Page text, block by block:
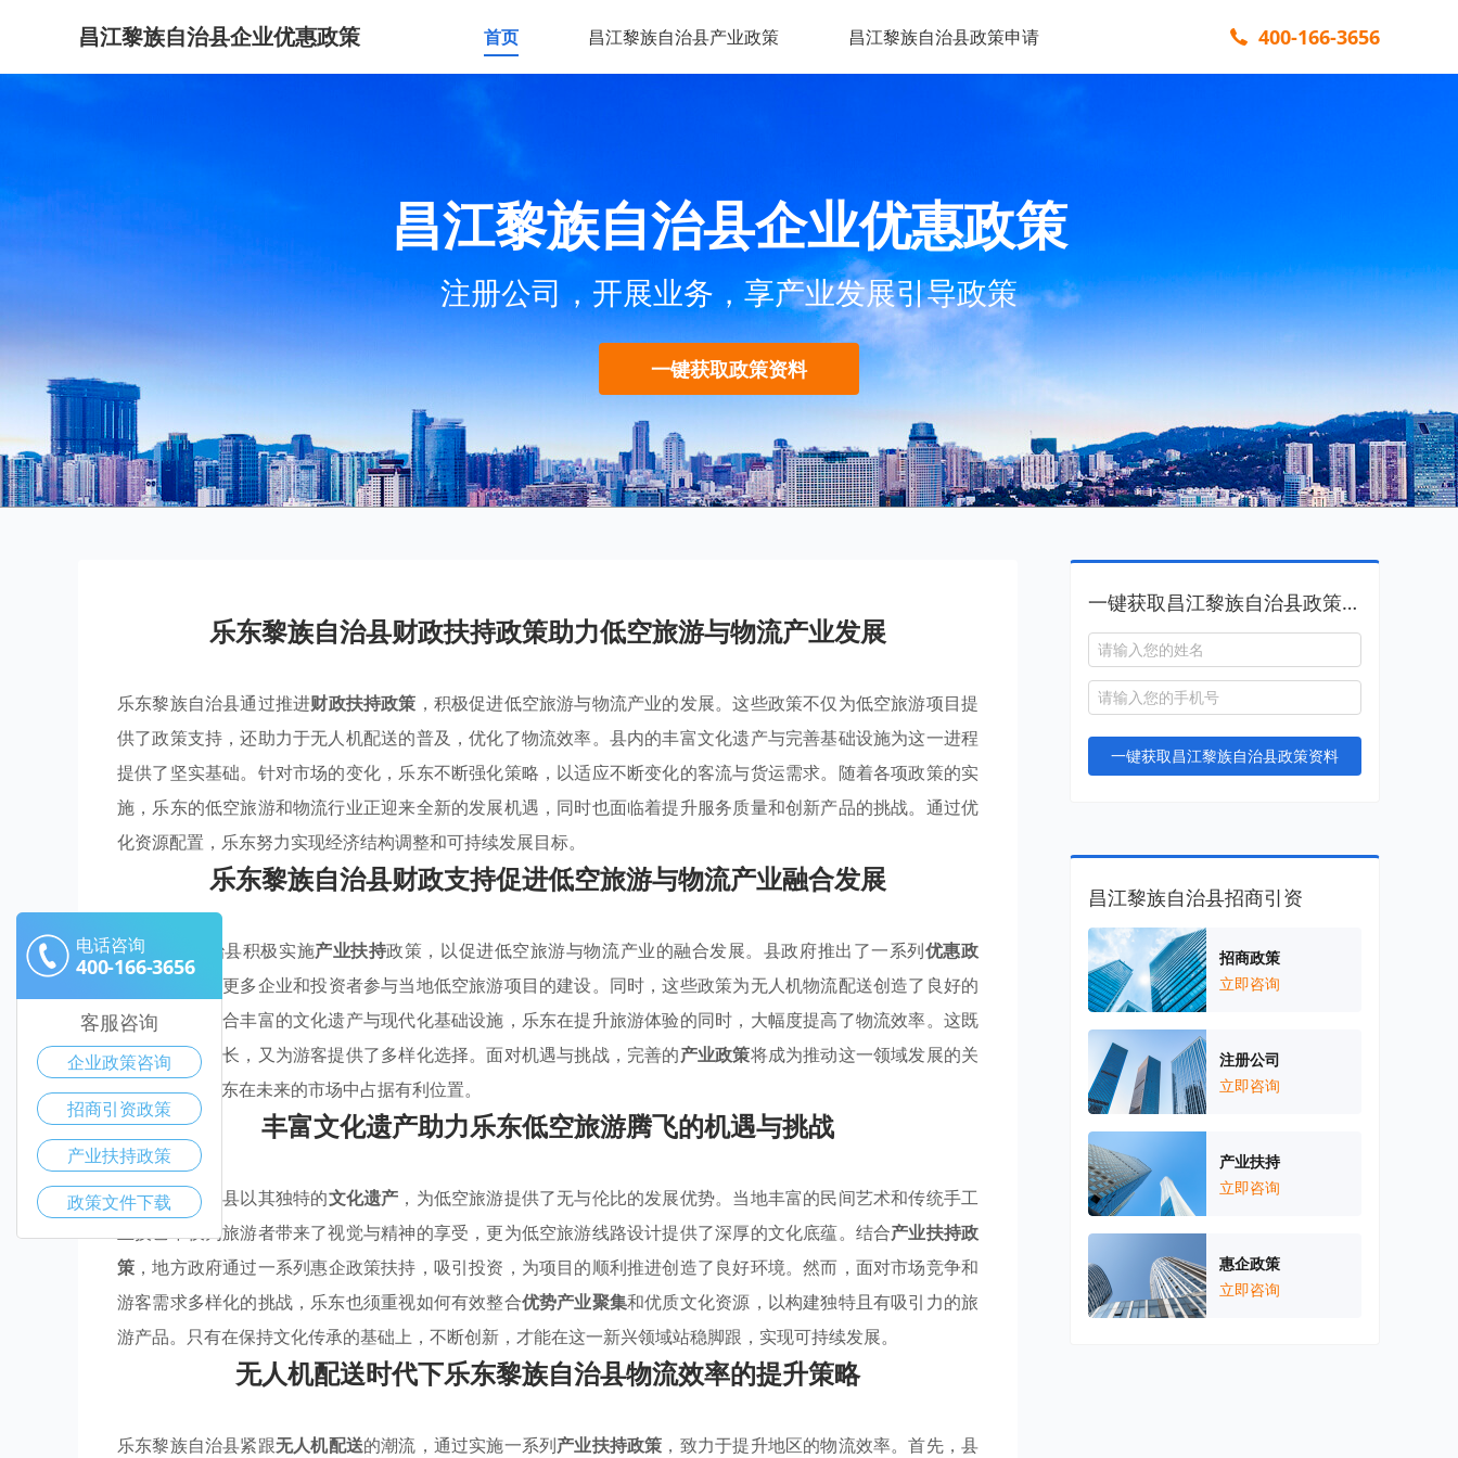
昌江黎族自治县企业优惠政策 首页 昌江黎族自治县产业政策 昌江黎族自治县政策申请 400-166-3656
昌江黎族自治县企业优惠政策
注册公司，开展业务，享产业发展引导政策
一键获取政策资料
乐东黎族自治县财政扶持政策助力低空旅游与物流产业发展
乐东黎族自治县通过推进财政扶持政策 ，积极促进低空旅游与物流产业的发展。这些政策不仅为低空旅游项目提
供了政策支持，还助力于无人机配送的普及，优化了物流效率。县内的丰富文化遗产与完善基础设施为这一进程
提供了坚实基础。针对市场的变化，乐东不断强化策略，以适应不断变化的客流与货运需求。随着各项政策的实
施，乐东的低空旅游和物流行业正迎来全新的发展机遇，同时也面临着提升服务质量和创新产品的挑战。通过优
化资源配置，乐东努力实现经济结构调整和可持续发展目标。
乐东黎族自治县财政支持促进低空旅游与物流产业融合发展
乐东黎族自治县积极实施产业扶持政策，以促进低空旅游与物流产业的融合发展。县政府推出了一系列优惠政
，旨在吸引更多企业和投资者参与当地低空旅游项目的建设。同时，这些政策为无人机物流配送创造了良好的
环境。通过整合丰富的文化遗产与现代化基础设施，乐东在提升旅游体验的同时，大幅度提高了物流效率。这既
助力了经济增长，又为游客提供了多样化选择。面对机遇与挑战，完善的产业政策将成为推动这一领域发展的关
键所在，使乐东在未来的市场中占据有利位置。
丰富文化遗产助力乐东低空旅游腾飞的机遇与挑战
乐东黎族自治县以其独特的文化遗产 ，为低空旅游提供了无与伦比的发展优势。当地丰富的民间艺术和传统手工
业技艺不仅为旅游者带来了视觉与精神的享受，更为低空旅游线路设计提供了深厚的文化底蕴。结合产业扶持政
策 ，地方政府通过一系列惠企政策扶持，吸引投资，为项目的顺利推进创造了良好环境。然而，面对市场竞争和
游客需求多样化的挑战，乐东也须重视如何有效整合优势产业聚集和优质文化资源，以构建独特且有吸引力的旅
游产品。只有在保持文化传承的基础上，不断创新，才能在这一新兴领域站稳脚跟，实现可持续发展。
无人机配送时代下乐东黎族自治县物流效率的提升策略
乐东黎族自治县紧跟无人机配送的潮流，通过实施一系列产业扶持政策 ，致力于提升地区的物流效率。首先，县
一键获取昌江黎族自治县政策资料
一键获取昌江黎族自治县政策资料
昌江黎族自治县招商引资
招商政策
立即咨询
注册公司
立即咨询
产业扶持
立即咨询
惠企政策
立即咨询
电话咨询
400-166-3656
客服咨询
企业政策咨询
招商引资政策
产业扶持政策
政策文件下载